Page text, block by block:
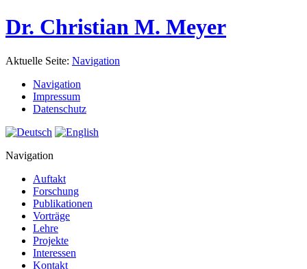
Dr. Christian M. Meyer
Aktuelle Seite: Navigation
Navigation
Impressum
Datenschutz
Navigation
Auftakt
Forschung
Publikationen
Vorträge
Lehre
Projekte
Interessen
Kontakt